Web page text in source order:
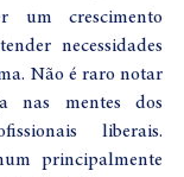
um crescimento
necessidades
Não é raro notar
nas mentes dos
liberais.
principalmente